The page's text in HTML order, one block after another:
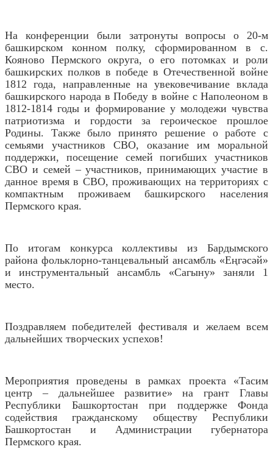
На конференции были затронуты вопросы о 20-м
башкирском конном полку, сформированном в с.
Кояново Пермского округа, о его потомках и роли
башкирских полков в победе в Отечественной войне
1812 года, направленные на увековечивание вклада
башкирского народа в Победу в войне с Наполеоном в
1812-1814 годы и формирование у молодежи чувства
патриотизма и гордости за героическое прошлое
Родины. Также было принято решение о работе с
семьями участников СВО, оказание им моральной
поддержки, посещение семей погибших участников
СВО и семей – участников, принимающих участие в
данное время в СВО, проживающих на территориях с
компактным проживаем башкирского населения
Пермского края.
По итогам конкурса коллективы из Бардымского
района фольклорно-танцевальный ансамбль «Еңгәсәй»
и инструментальный ансамбль «Сагыну» заняли 1
место.
Поздравляем победителей фестиваля и желаем всем
дальнейших творческих успехов!
Мероприятия проведены в рамках проекта «Тасим
центр – дальнейшее развитие» на грант Главы
Республики Башкортостан при поддержке Фонда
содействия гражданскому обществу Республики
Башкортостан и Администрации губернатора
Пермского края.